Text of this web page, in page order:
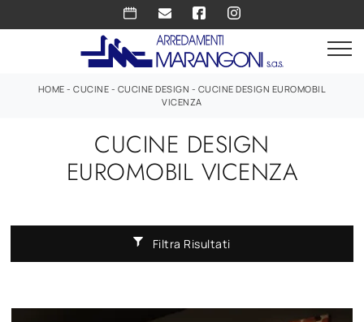
HOME -CUCINE - CUCINE DESIGN - CUCINE DESIGN EUROMOBIL
VICENZA
CUCINE DESIGN
EUROMOBIL VICENZA
Filtra Risultati